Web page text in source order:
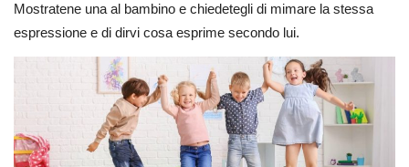
Mostratene una al bambino e chiedetegli di mimare la stessa
espressione e di dirvi cosa esprime secondo lui.